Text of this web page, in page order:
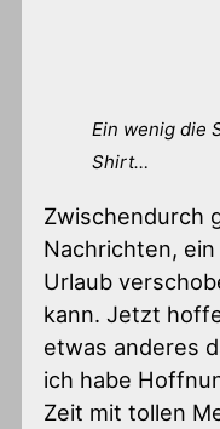
Ein wenig die
Shirt…
Zwischendurch
Nachrichten,
Urlaub
kann. Jetzt
etwas anderes
ich habe
Zeit mit tollen